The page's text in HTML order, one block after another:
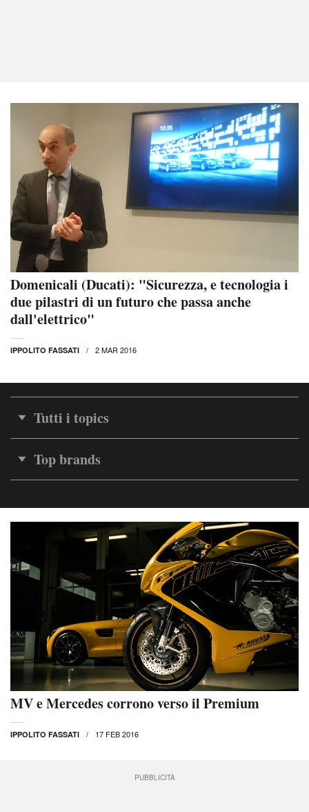
Domenicali (Ducati): "Sicurezza, e tecnologia i
due pilastri di un futuro che passa anche
dall'elettrico"
IPPOLITO FASSATI 2 MAR 2016
Tutti i topics
Top brands
MV e Mercedes corrono verso il Premium
IPPOLITO FASSATI 17 FEB 2016
PUBBLICITÀ